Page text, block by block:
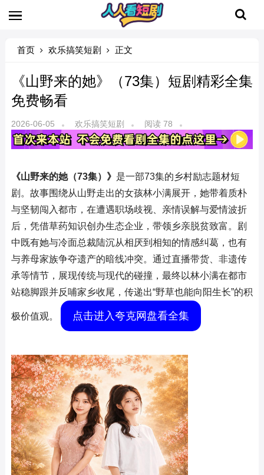
首页 欢乐搞笑短剧 正文
《山野来的她》（73集）短剧精彩全集
免费畅看
2026-06-05 欢乐搞笑短剧 阅读 78
《山野来的她（73集）》 是一部73集的乡村励志题材短
剧。故事围绕从山野走出的女孩林小满展开，她带着质朴
与坚韧闯入都市，在遭遇职场歧视、亲情误解与爱情波折
后，凭借草药知识创办生态企业，带领乡亲脱贫致富。剧
中既有她与冷面总裁陆沉从相厌到相知的情感纠葛，也有
与养母家族争夺遗产的暗线冲突。通过直播带货、非遗传
承等情节，展现传统与现代的碰撞，最终以林小满在都市
站稳脚跟并反哺家乡收尾，传递出“野草也能向阳生长”的积
极价值观。 点击进入夸克网盘看全集